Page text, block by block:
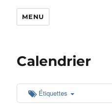
MENU
Calendrier
Étiquettes